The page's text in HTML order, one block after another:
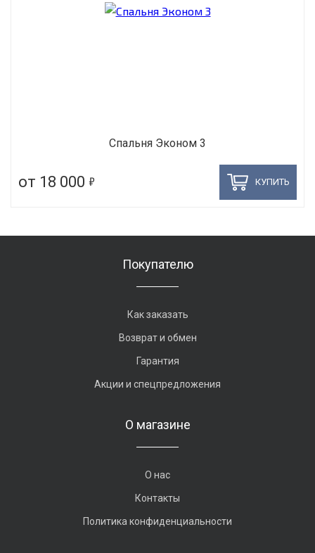
Спальня Эконом 3
от 18 000 5 КУПИТЬ
Покупателю
Как заказать
Возврат и обмен
Гарантия
Акции и спецпредложения
О магазине
О нас
Контакты
Политика конфиденциальности